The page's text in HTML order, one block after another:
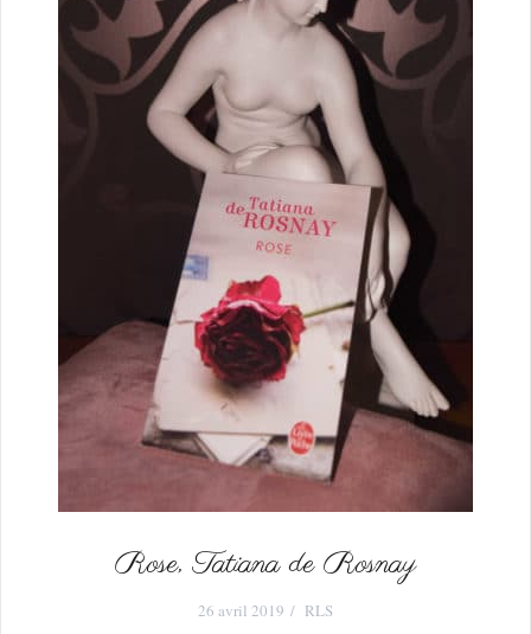
Rose, Tatiana de Rosnay
26 avril 2019 RLS